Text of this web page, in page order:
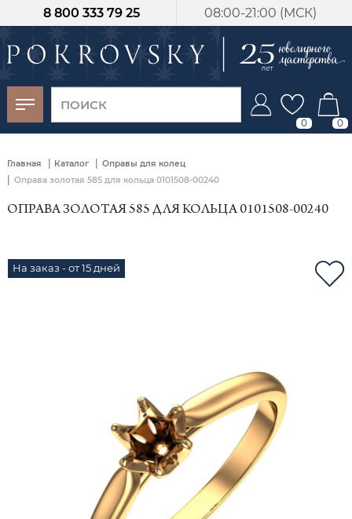
08:00-21:00 (МСК)
8 800 333 79 25
0 0
Главная | Каталог | Оправы для колец
| Оправа золотая 585 для кольца 0101508-00240
ОПРАВА ЗОЛОТАЯ 585 ДЛЯ КОЛЬЦА 0101508-00240
На заказ - от 15 дней
-30%
от 15 дней с
момента оплаты